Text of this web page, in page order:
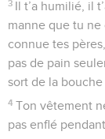
3 Il t’a humilié, il
manne que tu ne
connue tes
pas de pain
sort de la bouche
4 Ton vêtement
pas enflé